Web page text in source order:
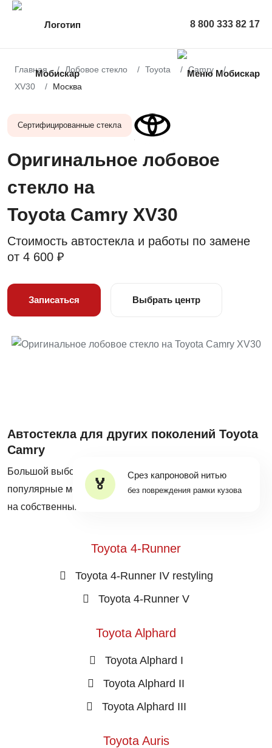
8 800 333 82 17
Главная Лобовое стекло Toyota
Camry
XV30
Москва
Сертифицированные стекла
Оригинальное лобовое
стекло на
Toyota Camry XV30
Стоимость автостекла и работы по замене
от 4 600 ₽
Записаться Выбрать центр
Срез капроновой нитью
без повреждения рамки кузова
Автостекла для других поколений Toyota
Camry
Большой выбор оригинальных автостекол на все
популярные модели Toyota Camry в наличии и на заказ
на собственных складах Mobiscar®.
Toyota 4-Runner
Toyota 4-Runner IV restyling
Toyota 4-Runner V
Toyota Alphard
Toyota Alphard I
Toyota Alphard II
Toyota Alphard III
Toyota Auris